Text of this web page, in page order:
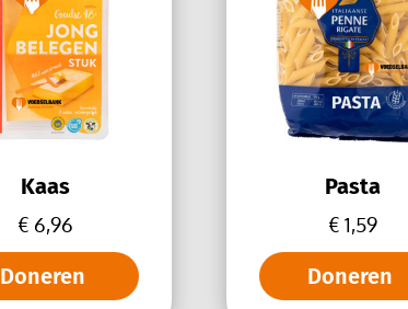
Kaas
€ 6,96
Doneren
Pasta
€ 1,59
Doneren